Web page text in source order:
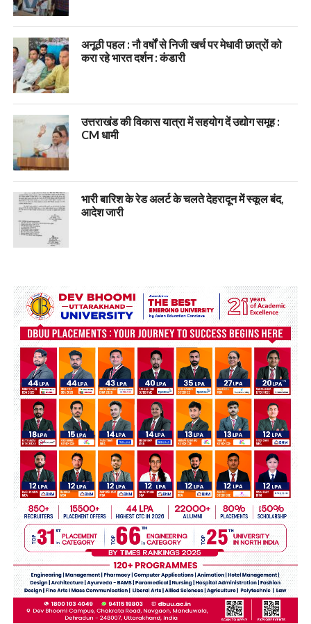
अनूठी पहल : नौ वर्षों से निजी खर्च पर मेधावी छात्रों को
करा रहे भारत दर्शन : कंडारी
उत्तराखंड की विकास यात्रा में सहयोग दें उद्योग समूह :
CM धामी
भारी बारिश के रेड अलर्ट के चलते देहरादून में स्कूल बंद,
आदेश जारी